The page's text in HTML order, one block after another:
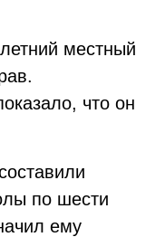
местный
что он
по шести
ему